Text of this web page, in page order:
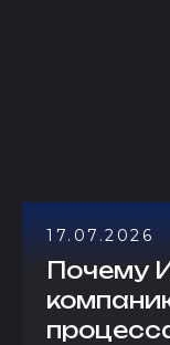
17.07.2026
Почему